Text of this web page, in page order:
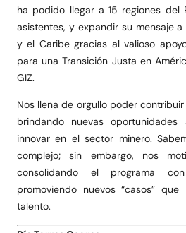
ha podido llegar a 15 regiones
asistentes, y expandir su mensaje
y el Caribe gracias al valioso
para una Transición Justa en
GIZ.
Nos llena de orgullo poder
brindando nuevas
innovar en el sector minero.
complejo; sin embargo, nos
consolidando el programa
promoviendo nuevos “casos”
talento.